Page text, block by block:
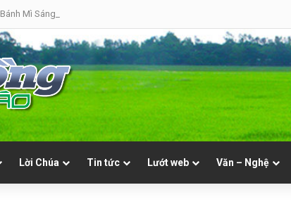
Bánh Mì Sáng | Thứ Sáu 07.08 | Th. Xystô II, giám mục và Th. Cajêtanô,
Lời Chúa Tin tức Lướt web Văn – Nghệ